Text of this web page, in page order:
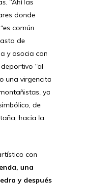
“Ahí las
donde
común
de
y asocia con
“al
una virgencita
ya
de
hacia la
con
una
y después